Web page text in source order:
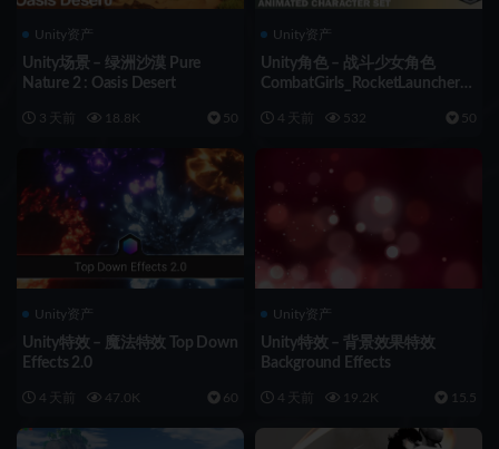
Unity资产
Unity场景 – 绿洲沙漠 Pure
Nature 2 : Oasis Desert
3 天前 18.8K 50
Unity资产
Unity角色 – 战斗少女角色
CombatGirls_RocketLauncherC
4 天前 532 50
Unity资产
Unity特效 – 魔法特效 Top Down
Effects 2.0
4 天前 47.0K 60
Unity资产
Unity特效 – 背景效果特效
Background Effects
4 天前 19.2K 15.5